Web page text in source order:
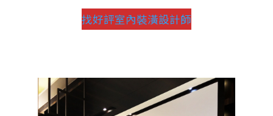
找好評室內裝潢設計師